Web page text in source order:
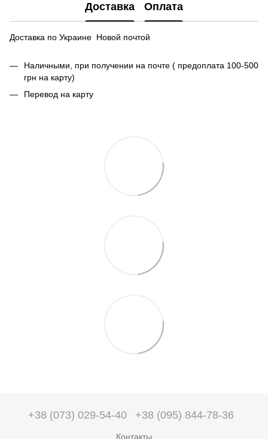
Доставка Оплата
Доставка по Украине Новой почтой
Наличными, при получении на почте ( предоплата 100-500
грн на карту)
Перевод на карту
+38 (073) 029-54-40 +38 (095) 844-78-36
Контакты